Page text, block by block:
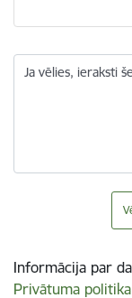
Ja vēlies, ieraksti
Informācija par
Privātuma politika